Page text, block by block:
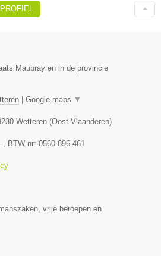
Maubray en in de provincie
| Google maps ▼
Wetteren (Oost-Vlaanderen)
- , BTW-nr: 0560.896.461
vrije beroepen en